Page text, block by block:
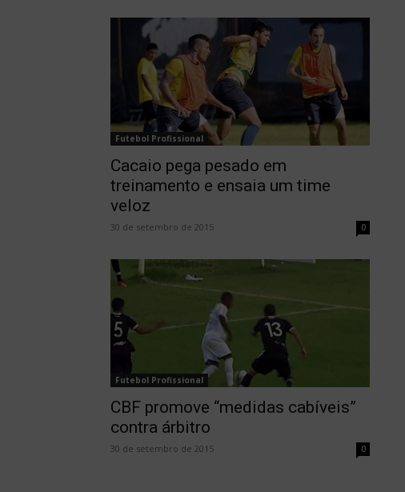
Futebol Profissional
Cacaio pega pesado em
treinamento e ensaia um time
veloz
30 de setembro de 2015 0
Futebol Profissional
CBF promove “medidas cabíveis”
contra árbitro
30 de setembro de 2015 0